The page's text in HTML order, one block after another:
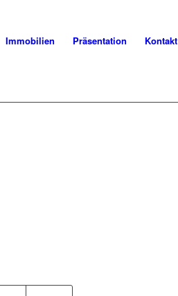
Immobilien Präsentation Kontakt